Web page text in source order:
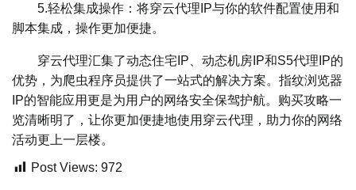
5.轻松集成操作：将穿云代理IP与你的软件配置使用和
脚本集成，操作更加便捷。
穿云代理汇集了动态住宅IP、动态机房IP和S5代理IP的
优势，为爬虫程序员提供了一站式的解决方案。指纹浏览器
IP的智能应用更是为用户的网络安全保驾护航。购买攻略一
览清晰明了，让你更加便捷地使用穿云代理，助力你的网络
活动更上一层楼。
Post Views: 972